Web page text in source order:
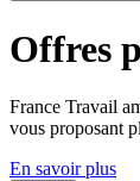
Offres
France Travail
vous proposant
En savoir plus